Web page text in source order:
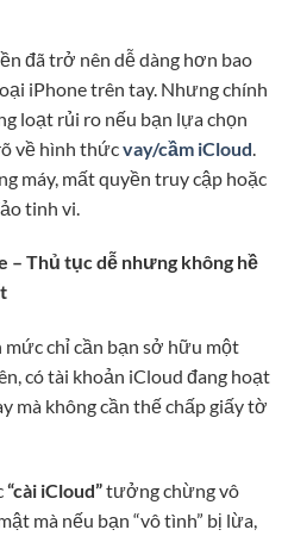
đã trở nên dễ dàng hơn bao
iPhone trên tay. Nhưng chính
loạt rủi ro nếu bạn lựa chọn
về hình thứcvay/cầm iCloud
máy, mất quyền truy cập hoặc
tinh vi.
– Thủ tục dễ nhưng không hề
chỉ cần bạn sở hữu một
có tài khoản iCloud đang hoạt
mà không cần thế chấp giấy tờ
“cài iCloud”tưởng chừng vô
mà nếu bạn “vô tình” bị lừa,